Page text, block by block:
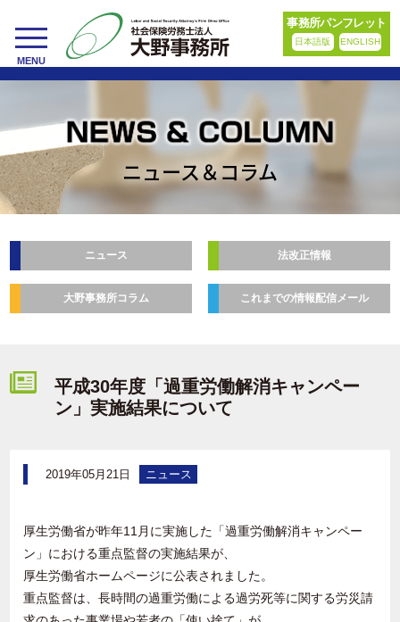
toggle
navigation
MENU
事務所パンフレット
日本語版 ENGLISH
ニュース＆コラム
ニュース 法改正情報
大野事務所コラム これまでの情報配信メール
平成30年度「過重労働解消キャンペー
ン」実施結果について
2019年05月21日 ニュース
厚生労働省が昨年11月に実施した「過重労働解消キャンペー
ン」における重点監督の実施結果が、
厚生労働省ホームページに公表されました。
重点監督は、長時間の過重労働による過労死等に関する労災請